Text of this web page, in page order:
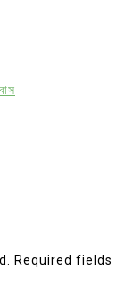
Required fields